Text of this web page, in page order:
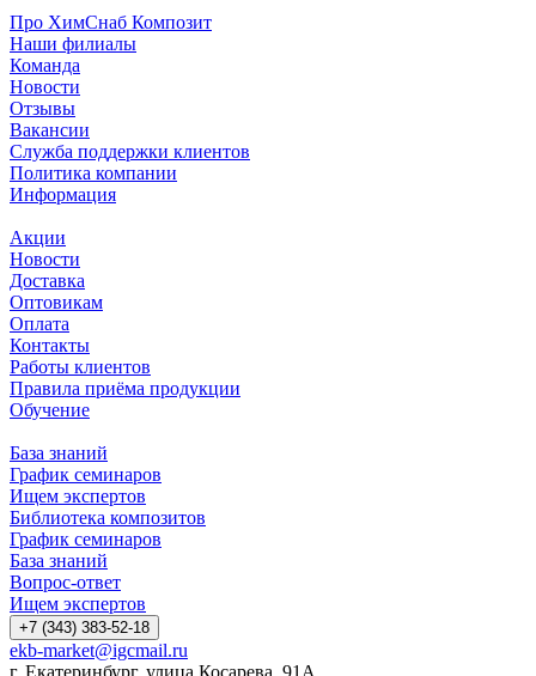
Про ХимСнаб Композит
Наши филиалы
Команда
Новости
Отзывы
Вакансии
Служба поддержки клиентов
Политика компании
Информация
Акции
Новости
Доставка
Оптовикам
Оплата
Контакты
Работы клиентов
Правила приёма продукции
Обучение
База знаний
График семинаров
Ищем экспертов
Библиотека композитов
График семинаров
База знаний
Вопрос-ответ
Ищем экспертов
+7 (343) 383-52-18
ekb-market@igcmail.ru
г. Екатеринбург, улица Косарева, 91А